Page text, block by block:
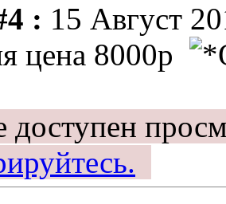
: 15 Август
цена 8000р
доступен